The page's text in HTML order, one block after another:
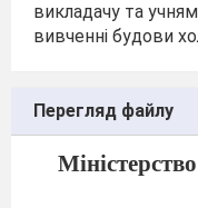
викладачу та
вивченні будови
Перегляд файлу